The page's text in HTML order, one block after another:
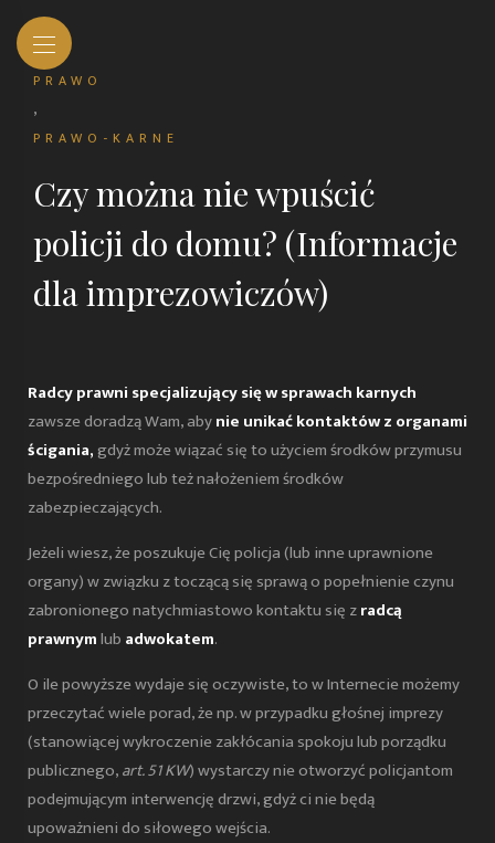
PRAWO
,
PRAWO-KARNE
Czy można nie wpuścić
policji do domu? (Informacje
dla imprezowiczów)
Radcy prawni specjalizujący się w sprawach karnych
zawsze doradzą Wam, abynie unikać kontaktów z organami
ścigania,gdyż może wiązać się to użyciem środków przymusu
bezpośredniego lub też nałożeniem środków
zabezpieczających.
Jeżeli wiesz, że poszukuje Cię policja (lub inne uprawnione
organy) w związku z toczącą się sprawą o popełnienie czynu
zabronionego natychmiastowo kontaktu się zradcą
prawnymlub adwokatem.
O ile powyższe wydaje się oczywiste, to w Internecie możemy
przeczytać wiele porad, że np. w przypadku głośnej imprezy
(stanowiącej wykroczenie zakłócania spokoju lub porządku
publicznego,art. 51 KW) wystarczy nie otworzyć policjantom
podejmującym interwencję drzwi, gdyż ci nie będą
upoważnieni do siłowego wejścia.